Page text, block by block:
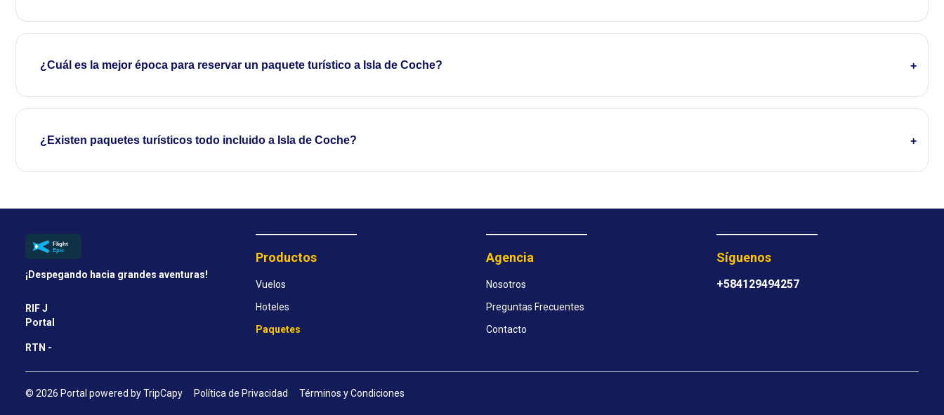
¿Cuál es la mejor época para reservar un paquete turístico a Isla de Coche?
¿Existen paquetes turísticos todo incluido a Isla de Coche?
¡Despegando hacia grandes aventuras!
RIF J
Portal
RTN -
Productos
Vuelos
Hoteles
Paquetes
Agencia
Nosotros
Preguntas Frecuentes
Contacto
Síguenos
+584129494257
© 2026 Portal powered by TripCapy Política de Privacidad Términos y Condiciones